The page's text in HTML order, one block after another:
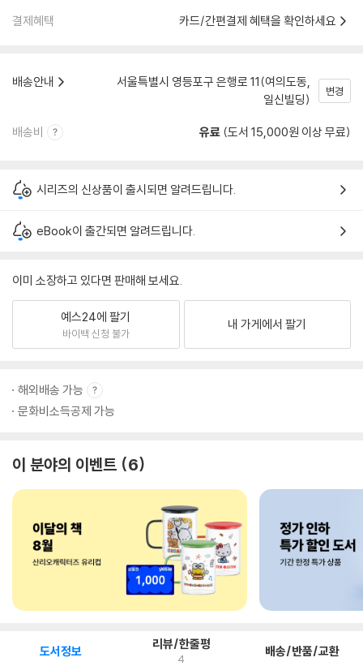
결제혜택 카드/간편결제 혜택을 확인하세요
배송안내
서울특별시 영등포구 은행로 11(여의도동,
일신빌딩)
변경
배송비 유료 (도서 15,000원 이상 무료)
시리즈의 신상품이 출시되면 알려드립니다.
eBook이 출간되면 알려드립니다.
이미 소장하고 있다면 판매해 보세요.
예스24에 팔기
바이백 신청 불가
내 가게에서 팔기
해외배송 가능
문화비소득공제 가능
이 분야의 이벤트 6
도서정보 리뷰/한줄평
4 배송/반품/교환